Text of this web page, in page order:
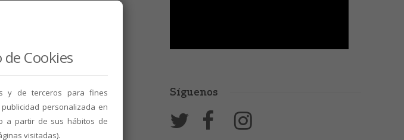
Síguenos
Cookies
y de terceros para fines
personalizada en
a partir de sus hábitos de
visitadas).